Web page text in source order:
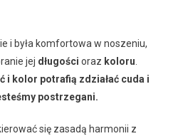
i była komfortowa w noszeniu,
jej długości oraz koloru
i kolor potrafią zdziałać cuda i
postrzegani.
się zasadą harmonii z